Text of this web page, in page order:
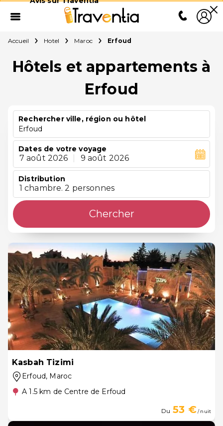
Accueil Hotel Maroc Erfoud
Hôtels et appartements à
Erfoud
Rechercher ville, région ou hôtel
Erfoud
Dates de votre voyage
7 août 2026 9 août 2026
Distribution
1 chambre. 2 personnes
Chercher
Kasbah Tizimi
Erfoud, Maroc
A 1.5 km de Centre de Erfoud
Du 53 €/ nuit